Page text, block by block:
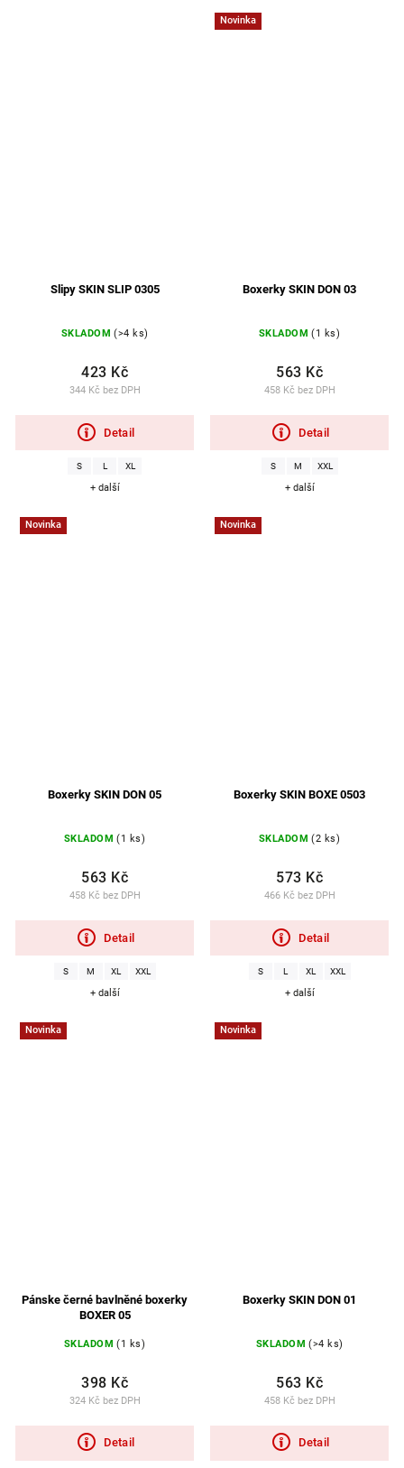
Slipy SKIN SLIP 0305
SKLADOM (>4 ks)
344 Kč bez DPH
423 Kč
Detail
S L XL
+ další
Novinka
Boxerky SKIN DON 03
SKLADOM (1 ks)
458 Kč bez DPH
563 Kč
Detail
S M XXL
+ další
Novinka
Boxerky SKIN DON 05
SKLADOM (1 ks)
458 Kč bez DPH
563 Kč
Detail
S M XL XXL
+ další
Novinka
Boxerky SKIN BOXE 0503
SKLADOM (2 ks)
466 Kč bez DPH
573 Kč
Detail
S L XL XXL
+ další
Novinka
Pánske černé bavlněné boxerky
BOXER 05
SKLADOM (1 ks)
324 Kč bez DPH
398 Kč
Detail
Novinka
Boxerky SKIN DON 01
SKLADOM (>4 ks)
458 Kč bez DPH
563 Kč
Detail